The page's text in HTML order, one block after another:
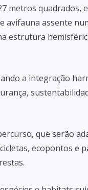
metros quadrados,
avifauna assente
estrutura
a integração
que serão
ecopontos e